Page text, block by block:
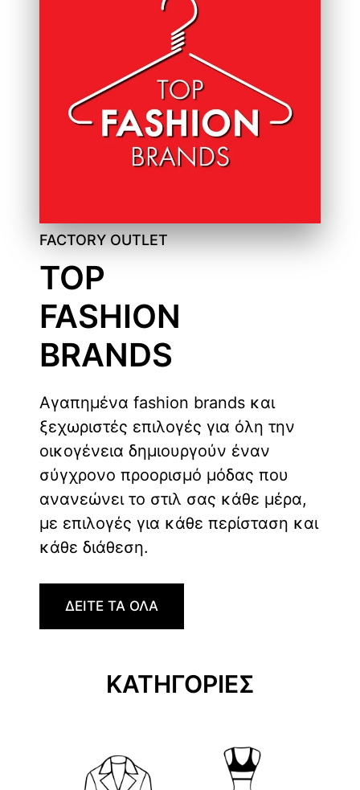
FACTORY OUTLET
TOP
FASHION
BRANDS
Αγαπημένα fashion brands και
ξεχωριστές επιλογές για όλη την
οικογένεια δημιουργούν έναν
σύγχρονο προορισμό μόδας που
ανανεώνει το στιλ σας κάθε μέρα,
με επιλογές για κάθε περίσταση και
κάθε διάθεση.
ΔΕΙΤΕ ΤΑ ΟΛΑ
ΚΑΤΗΓΟΡΙΕΣ